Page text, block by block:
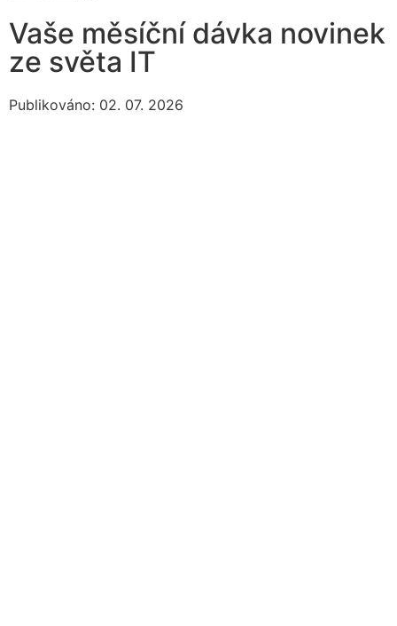
Vaše měsíční dávka novinek
ze světa IT
Publikováno: 02. 07. 2026